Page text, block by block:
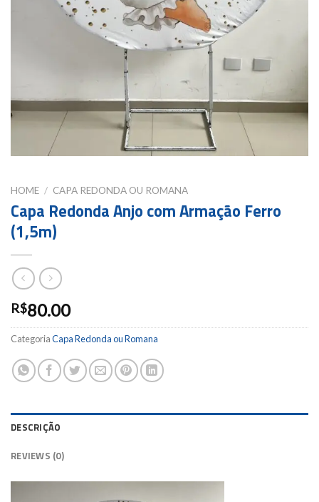
HOME / CAPA REDONDA OU ROMANA
Capa Redonda Anjo com Armação Ferro
(1,5m)
R$80.00
CategoriaCapa Redonda ou Romana
DESCRIÇÃO
REVIEWS (0)